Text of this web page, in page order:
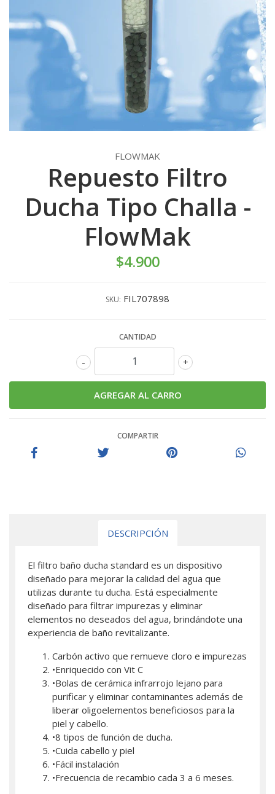
FLOWMAK
Repuesto Filtro
Ducha Tipo Challa -
FlowMak
$4.900
SKU: FIL707898
CANTIDAD
+
-
COMPARTIR
DESCRIPCIÓN
El filtro baño ducha standard es un dispositivo
diseñado para mejorar la calidad del agua que
utilizas durante tu ducha. Está especialmente
diseñado para filtrar impurezas y eliminar
elementos no deseados del agua, brindándote una
experiencia de baño revitalizante.
Carbón activo que remueve cloro e impurezas
•Enriquecido con Vit C
•Bolas de cerámica infrarrojo lejano para
purificar y eliminar contaminantes además de
liberar oligoelementos beneficiosos para la
piel y cabello.
•8 tipos de función de ducha.
•Cuida cabello y piel
•Fácil instalación
•Frecuencia de recambio cada 3 a 6 meses.